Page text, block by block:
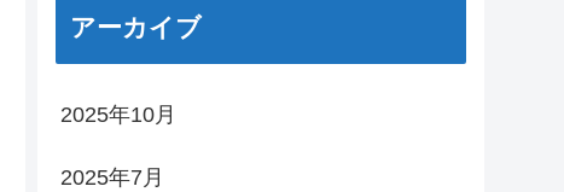
アーカイブ
2025年10月
2025年7月